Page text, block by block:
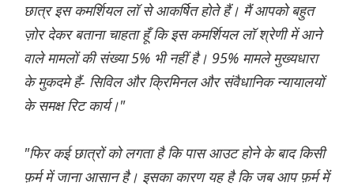
छात्र इस कमर्शियल लॉ से आकर्षित होते हैं। मैं आपको बहुत
ज़ोर देकर बताना चाहता हूँ कि इस कमर्शियल लॉ श्रेणी में आने
वाले मामलों की संख्या 5% भी नहीं है। 95% मामले मुख्यधारा
के मुकदमे हैं- सिविल और क्रिमिनल और संवैधानिक न्यायालयों
के समक्ष रिट कार्य।"
"फिर कई छात्रों को लगता है कि पास आउट होने के बाद किसी
फ़र्म में जाना आसान है। इसका कारण यह है कि जब आप फ़र्म में